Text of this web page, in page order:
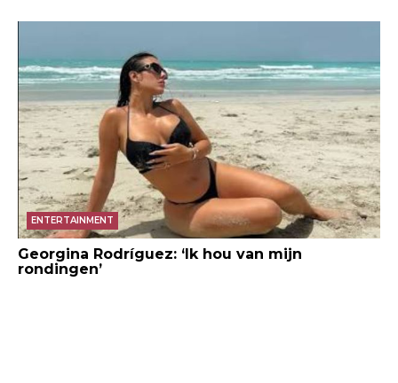
ENTERTAINMENT
Georgina Rodríguez: ‘Ik hou van mijn
rondingen’